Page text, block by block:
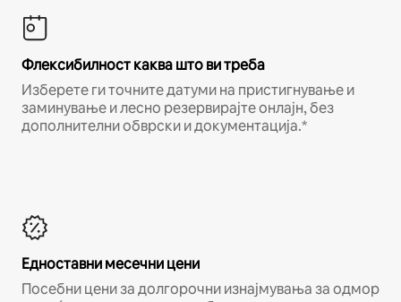
Флексибилност каква што ви треба
Изберете ги точните датуми на пристигнување и
заминување и лесно резервирајте онлајн, без
дополнителни обврски и документација.*
Едноставни месечни цени
Посебни цени за долгорочни изнајмувања за одмор